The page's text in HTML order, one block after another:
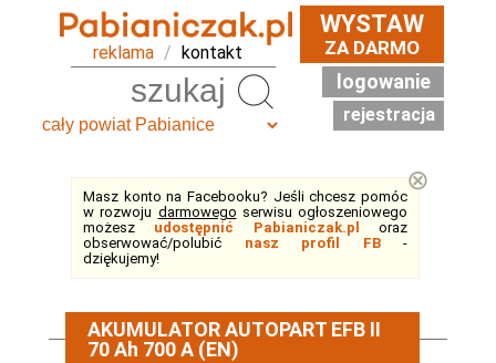
reklama / kontakt
WYSTAW
ZA DARMO
logowanie
rejestracja
Masz konto na Facebooku? Jeśli chcesz pomóc
w rozwoju darmowego serwisu ogłoszeniowego
możesz udostępnić Pabianiczak.pl
oraz
obserwować/polubić nasz profil FB-
dziękujemy!
⊗
AKUMULATOR AUTOPART EFB II
70 Ah 700 A (EN)